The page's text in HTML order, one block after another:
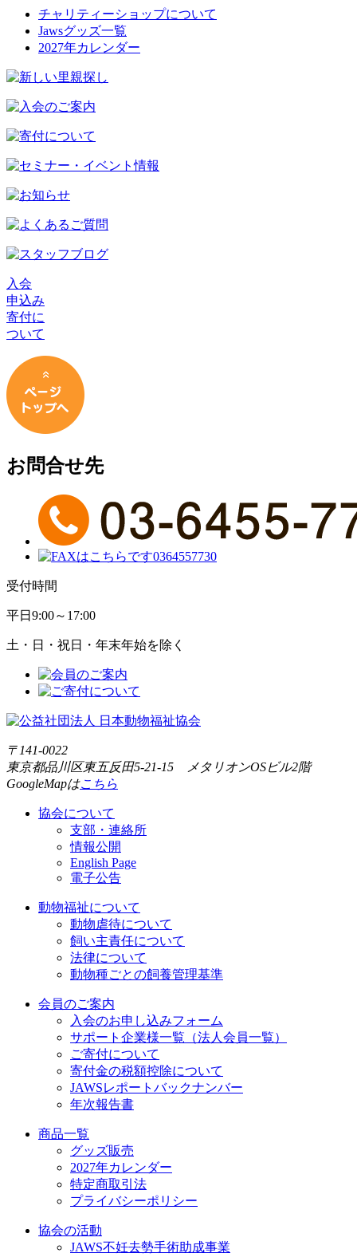
チャリティーショップについて
Jawsグッズ一覧
2027年カレンダー
入会
申込み
寄付に
ついて
お問合せ先
受付時間
平日 9:00～17:00
土・日・祝日・年末年始を除く
〒141-0022
東京都品川区東五反田5-21-15 メタリオンOSビル2階
GoogleMapはこちら
協会について
支部・連絡所
情報公開
English Page
電子公告
動物福祉について
動物虐待について
飼い主責任について
法律について
動物種ごとの飼養管理基準
会員のご案内
入会のお申し込みフォーム
サポート企業様一覧（法人会員一覧）
ご寄付について
寄付金の税額控除について
JAWSレポートバックナンバー
年次報告書
商品一覧
グッズ販売
2027年カレンダー
特定商取引法
プライバシーポリシー
協会の活動
JAWS不妊去勢手術助成事業